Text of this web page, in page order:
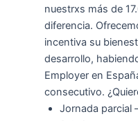
nuestrxs más de
diferencia.
incentiva su
desarrollo,
Employer en
consecutivo.
Jornada parcial